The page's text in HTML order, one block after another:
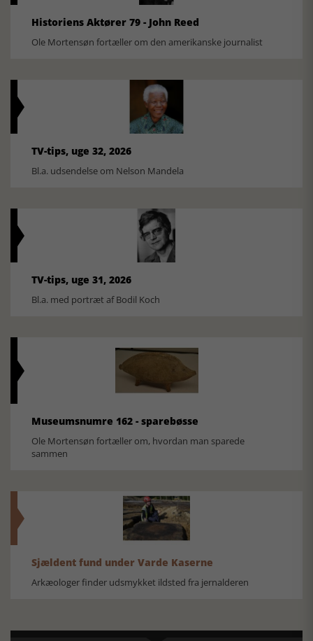
Historiens Aktører 79 - John Reed
Ole Mortensøn fortæller om den amerikanske journalist
TV-tips, uge 32, 2026
Bl.a. udsendelse om Nelson Mandela
TV-tips, uge 31, 2026
Bl.a. med portræt af Bodil Koch
Museumsnumre 162 - sparebøsse
Ole Mortensøn fortæller om, hvordan man sparede
sammen
Sjældent fund under Varde Kaserne
Arkæologer finder udsmykket ildsted fra jernalderen